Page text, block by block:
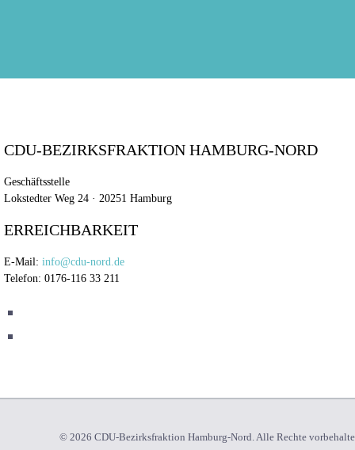
CDU-BEZIRKSFRAKTION HAMBURG-NORD
Geschäftsstelle
Lokstedter Weg 24 · 20251 Hamburg
ERREICHBARKEIT
E-Mail: info@cdu-nord.de
Telefon: 0176-116 33 211
© 2026 CDU-Bezirksfraktion Hamburg-Nord. Alle Rechte